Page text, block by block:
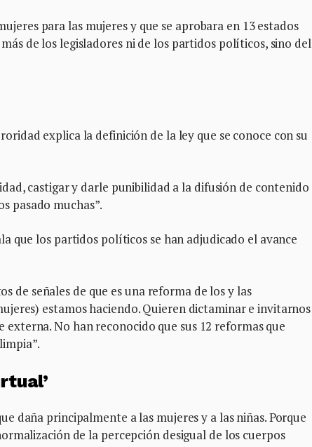
para las mujeres y que se aprobara en 13 estados
de los legisladores ni de los partidos políticos, sino del
explica la definición de la ley que se conoce con su
castigar y darle punibilidad a la difusión de contenido
pasado muchas”.
que los partidos políticos se han adjudicado el avance
de señales de que es una reforma de los y las
estamos haciendo. Quieren dictaminar e invitarnos
No han reconocido que sus 12 reformas que
daña principalmente a las mujeres y a las niñas. Porque
de la percepción desigual de los cuerpos